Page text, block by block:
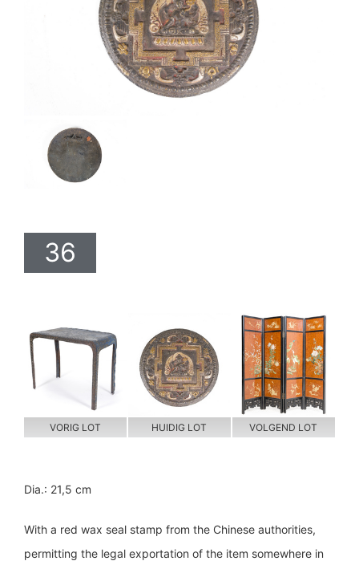
36
VORIG LOT HUIDIG LOT VOLGEND LOT
Dia.: 21,5 cm
With a red wax seal stamp from the Chinese authorities,
permitting the legal exportation of the item somewhere in